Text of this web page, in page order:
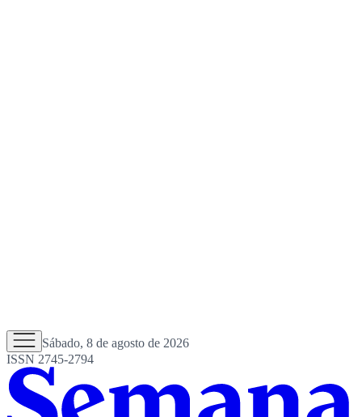
Sábado, 8 de agosto de 2026
ISSN 2745-2794